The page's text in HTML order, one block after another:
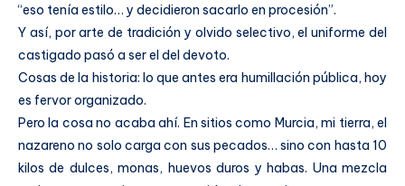
“eso tenía estilo… y decidieron sacarlo en procesión”.
Y así, por arte de tradición y olvido selectivo, el uniforme del
castigado pasó a ser el del devoto.
Cosas de la historia: lo que antes era humillación pública, hoy
es fervor organizado.
Pero la cosa no acaba ahí. En sitios como Murcia, mi tierra, el
nazareno no solo carga con sus pecados… sino con hasta 10
kilos de dulces, monas, huevos duros y habas. Una mezcla